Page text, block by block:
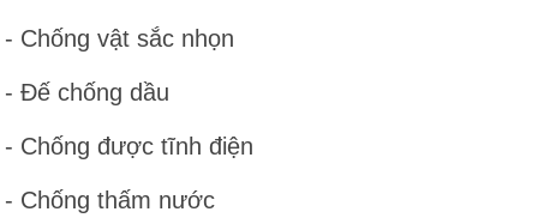
- Chống vật sắc nhọn
- Đế chống dầu
- Chống được tĩnh điện
- Chống thấm nước